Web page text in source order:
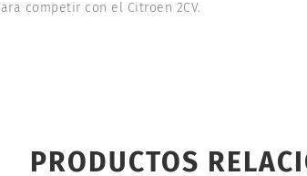
competir con el Citroen 2CV.
PRODUCTOS